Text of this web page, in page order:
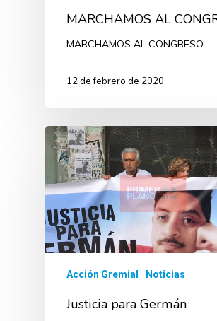
MARCHAMOS AL
MARCHAMOS AL CONGRESO
12 de febrero de 2020
Acción Gremial Noticias
Justicia para Germán